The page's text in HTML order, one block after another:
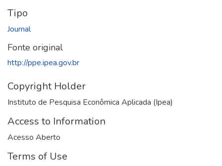
Tipo
Journal
Fonte original
http://ppe.ipea.gov.br
Copyright Holder
Instituto de Pesquisa Econômica Aplicada (Ipea)
Access to Information
Acesso Aberto
Terms of Use